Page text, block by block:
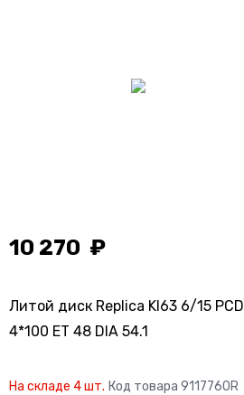
10 270
Литой диск Replica KI63 6/15 PCD
4*100 ET 48 DIA 54.1
На складе 4 шт. Код товара 9117760R